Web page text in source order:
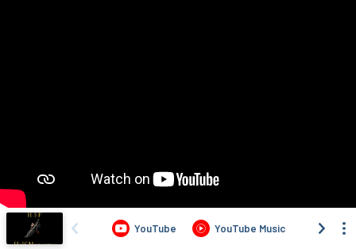
YouTube YouTube Music